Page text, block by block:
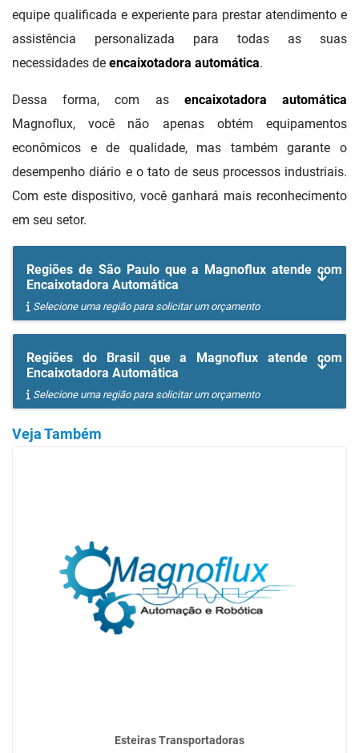
equipe qualificada e experiente para prestar atendimento e
assistência personalizada para todas as suas
necessidades de encaixotadora automática.
Dessa forma, com as encaixotadora automática
Magnoflux, você não apenas obtém equipamentos
econômicos e de qualidade, mas também garante o
desempenho diário e o tato de seus processos industriais.
Com este dispositivo, você ganhará mais reconhecimento
em seu setor.
Regiões de São Paulo que a Magnoflux atende com
Encaixotadora Automática
Selecione uma região para solicitar um orçamento
Regiões do Brasil que a Magnoflux atende com
Encaixotadora Automática
Selecione uma região para solicitar um orçamento
Veja Também
Esteiras Transportadoras